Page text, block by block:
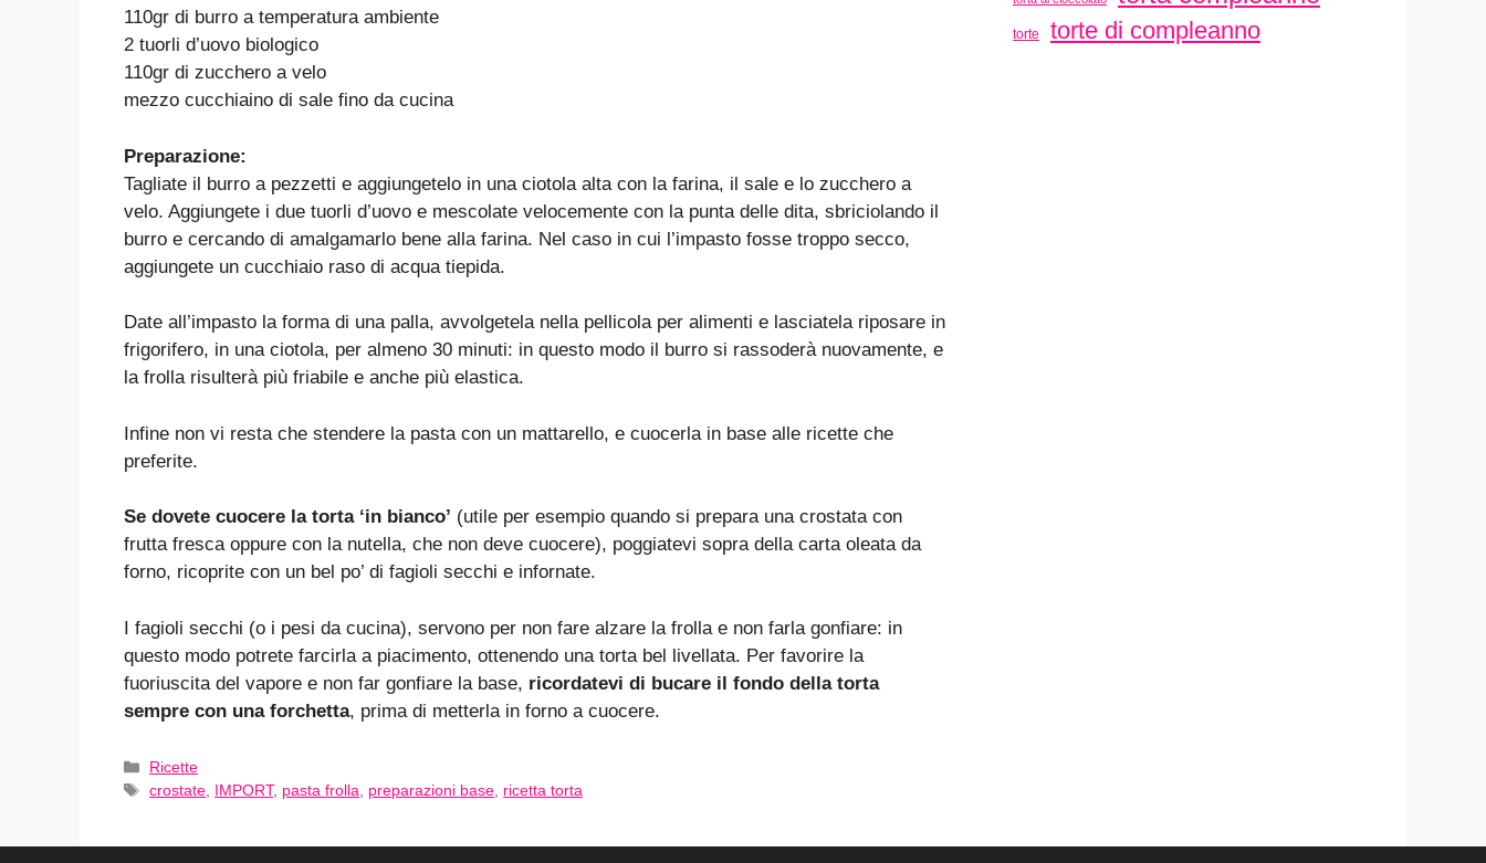
110gr di burro a temperatura ambiente
2 tuorli d’uovo biologico
110gr di zucchero a velo
mezzo cucchiaino di sale fino da cucina
Preparazione:
Tagliate il burro a pezzetti e aggiungetelo in una ciotola alta con la farina, il sale e lo zucchero a
velo. Aggiungete i due tuorli d’uovo e mescolate velocemente con la punta delle dita, sbriciolando il
burro e cercando di amalgamarlo bene alla farina. Nel caso in cui l’impasto fosse troppo secco,
aggiungete un cucchiaio raso di acqua tiepida.
Date all’impasto la forma di una palla, avvolgetela nella pellicola per alimenti e lasciatela riposare in
frigorifero, in una ciotola, per almeno 30 minuti: in questo modo il burro si rassoderà nuovamente, e
la frolla risulterà più friabile e anche più elastica.
Infine non vi resta che stendere la pasta con un mattarello, e cuocerla in base alle ricette che
preferite.
Se dovete cuocere la torta ‘in bianco’ (utile per esempio quando si prepara una crostata con
frutta fresca oppure con la nutella, che non deve cuocere), poggiatevi sopra della carta oleata da
forno, ricoprite con un bel po’ di fagioli secchi e infornate.
I fagioli secchi (o i pesi da cucina), servono per non fare alzare la frolla e non farla gonfiare: in
questo modo potrete farcirla a piacimento, ottenendo una torta bel livellata. Per favorire la
fuoriuscita del vapore e non far gonfiare la base, ricordatevi di bucare il fondo della torta
sempre con una forchetta, prima di metterla in forno a cuocere.
Categorie
Ricette
Tag
crostate, IMPORT, pasta frolla, preparazioni base, ricetta torta
torte torte di compleanno